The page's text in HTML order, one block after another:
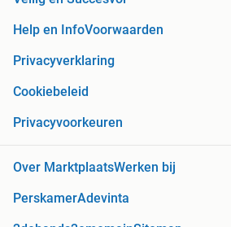
Help en InfoVoorwaarden
Privacyverklaring
Cookiebeleid
Privacyvoorkeuren
Over MarktplaatsWerken bij
PerskamerAdevinta